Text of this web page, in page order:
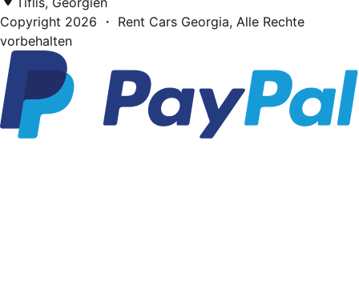
Copyright 2026 ・ Rent Cars Georgia, Alle Rechte
vorbehalten